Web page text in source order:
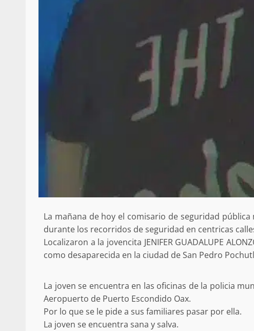
La mañana de hoy el comisario de seguridad
durante los recorridos de seguridad en centricas
Localizaron a la jovencita JENIFER GUADALUPE
como desaparecida en la ciudad de San Pedro
La joven se encuentra en las oficinas de la policia
Aeropuerto de Puerto Escondido Oax.
Por lo que se le pide a sus familiares pasar por ella.
La joven se encuentra sana y salva.
Se normaliza la circulación vehicular a
altura del puente Templadera, San
Tapanatepec
22 octubre 2024
Secretaría de Gobierno
presencia institucional en
Mazatlán
admin 20 julio 2026
Despliega Gabinete de
operativos aéreos en la
para reforzar la